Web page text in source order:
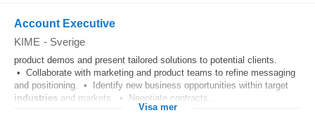
Account Executive
KIME - Sverige
product demos and present tailored solutions to potential clients.
• Collaborate with marketing and product teams to refine messaging
and positioning. • Identify new business opportunities within target
industries and markets. • Negotiate contracts...
Visa mer